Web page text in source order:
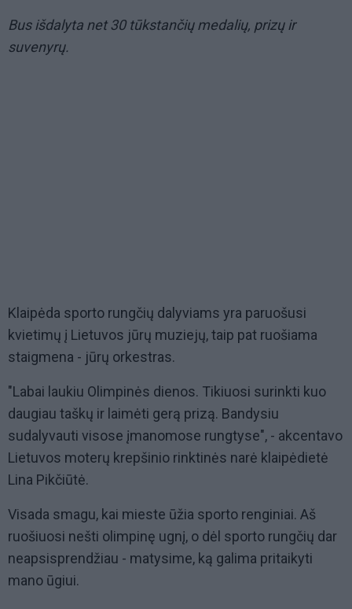
Bus išdalyta net 30 tūkstančių medalių, prizų ir
suvenyrų.
Klaipėda sporto rungčių dalyviams yra paruošusi
kvietimų į Lietuvos jūrų muziejų, taip pat ruošiama
staigmena - jūrų orkestras.
"Labai laukiu Olimpinės dienos. Tikiuosi surinkti kuo
daugiau taškų ir laimėti gerą prizą. Bandysiu
sudalyvauti visose įmanomose rungtyse", - akcentavo
Lietuvos moterų krepšinio rinktinės narė klaipėdietė
Lina Pikčiūtė.
Visada smagu, kai mieste ūžia sporto renginiai. Aš
ruošiuosi nešti olimpinę ugnį, o dėl sporto rungčių dar
neapsisprendžiau - matysime, ką galima pritaikyti
mano ūgiui.